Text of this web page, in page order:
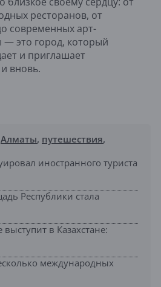
ресторанов, от
современных арт-
— это город, который
и приглашает
вновь.
Алматы, путешествия,
иностранного туриста
Республики стала
в Казахстане:
международных